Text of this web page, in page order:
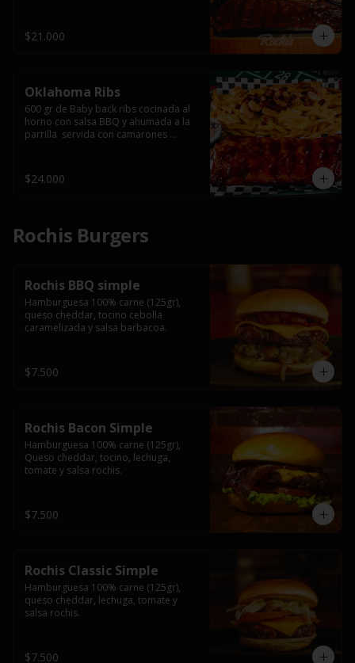
tocino ahumado laminado, papas
fritas  y un huevo frito.
$21.000
Oklahoma Ribs
600 gr de Baby back ribs cocinada al
horno con salsa BBQ y ahumada a la
parrilla  servida con camarones
$24.000
Rochis Burgers
Rochis BBQ simple
Hamburguesa 100% carne (125gr),
queso cheddar, tocino cebolla
caramelizada y salsa barbacoa.
$7.500
Rochis Bacon Simple
Hamburguesa 100% carne (125gr),
Queso cheddar, tocino, lechuga,
tomate y salsa rochis.
$7.500
Rochis Classic Simple
Hamburguesa 100% carne (125gr),
queso cheddar, lechuga, tomate y
salsa rochis.
$7.500